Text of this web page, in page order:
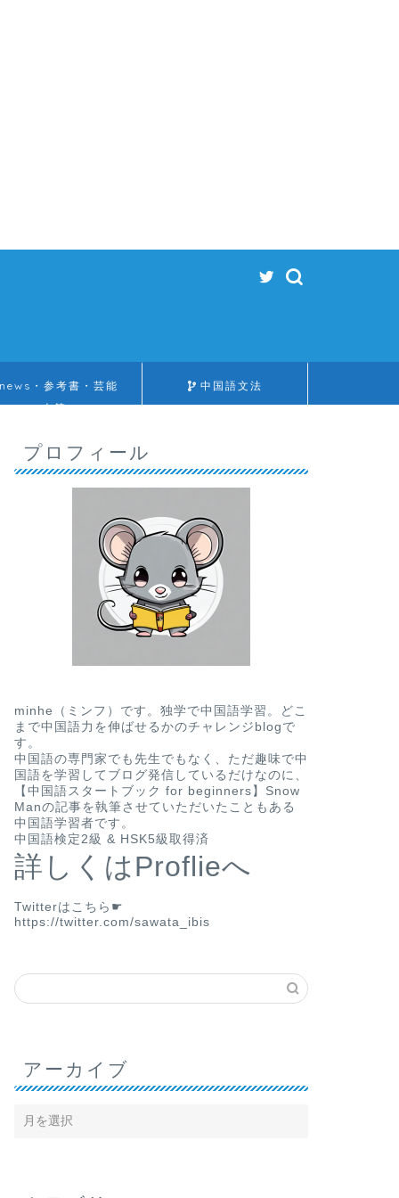
news・参考書・芸能
人等
中国語文法
プロフィール
minhe（ミンフ）です。独学で中国語学習。どこ
まで中国語力を伸ばせるかのチャレンジblogで
す。
中国語の専門家でも先生でもなく、ただ趣味で中
国語を学習してブログ発信しているだけなのに、
【中国語スタートブック for beginners】Snow
Manの記事を執筆させていただいたこともある
中国語学習者です。
中国語検定2級 & HSK5級取得済
詳しくはProflieへ
Twitterはこちら☛
https://twitter.com/sawata_ibis
アーカイブ